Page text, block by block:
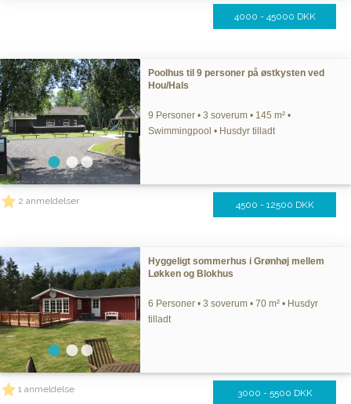
4000 - 45000 DKK
Poolhus til 9 personer på østkysten ved
Hou/Hals
9 Personer • 3 soverum • 145 m² •
Swimmingpool • Husdyr tilladt
2 anmeldelser 4500 - 12500 DKK
Hyggeligt sommerhus i Grønhøj mellem
Løkken og Blokhus
6 Personer • 3 soverum • 70 m² • Husdyr
tilladt
1 anmeldelse 3000 - 5500 DKK